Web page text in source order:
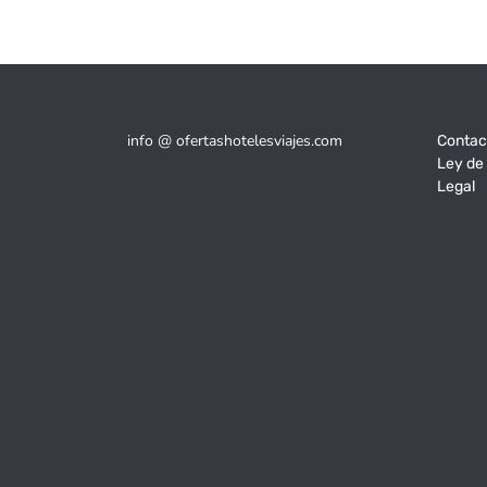
info @ ofertashotelesviajes.com
Ley
Legal